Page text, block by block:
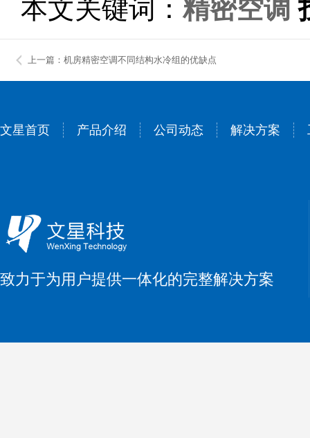
本文关键词： 精密空调
上一篇：机房精密空调不同结构水冷组的优缺点
文星首页 产品介绍 公司动态 解决方案
致力于为用户提供一体化的完整解决方案